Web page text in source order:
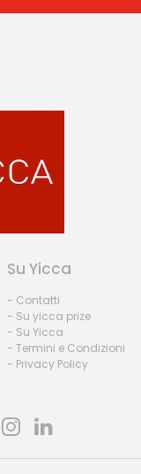
Su Yicca
- Contatti
- Su yicca prize
- Su Yicca
- Termini e Condizioni
- Privacy Policy